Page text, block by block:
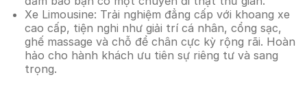
Xe Limousine: Trải nghiệm đẳng cấp với khoang xe
cao cấp, tiện nghi như giải trí cá nhân, cổng sạc,
ghế massage và chỗ để chân cực kỳ rộng rãi. Hoàn
hảo cho hành khách ưu tiên sự riêng tư và sang
trọng.